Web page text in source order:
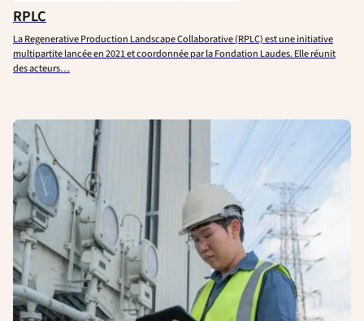
RPLC
La Regenerative Production Landscape Collaborative (RPLC) est une initiative
multipartite lancée en 2021 et coordonnée par la Fondation Laudes. Elle réunit
des acteurs…